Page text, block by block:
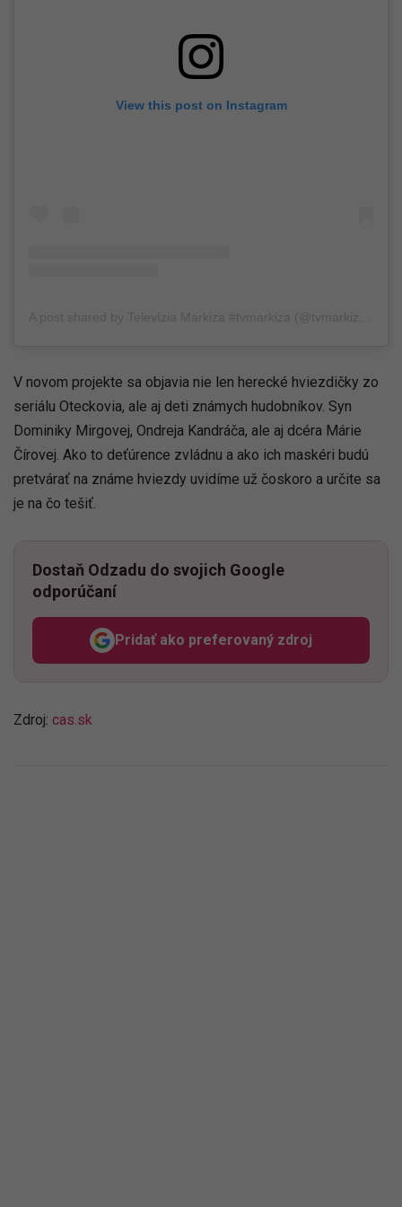
View this post on Instagram
V novom projekte sa objavia nie len herecké hviezdičky zo
seriálu Oteckovia, ale aj deti známych hudobníkov. Syn
Dominiky Mirgovej, Ondreja Kandráča, ale aj dcéra Márie
Čírovej. Ako to deťúrence zvládnu a ako ich maskéri budú
pretvárať na známe hviezdy uvidíme už čoskoro a určite sa
je na čo tešiť.
Dostaň Odzadu do svojich Google
odporúčaní
Pridať ako preferovaný zdroj
Odzadu, odkaz sa otvorí v
Zdroj: cas.sk